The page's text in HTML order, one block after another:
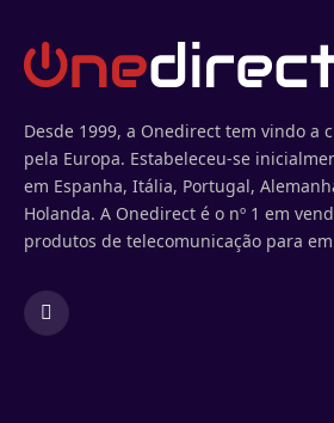
Desde 1999, a Onedirect tem vindo a
pela Europa. Estabeleceu-se
em Espanha, Itália, Portugal,
Holanda. A Onedirect é o nº 1 em
produtos de telecomunicação para
Facebook